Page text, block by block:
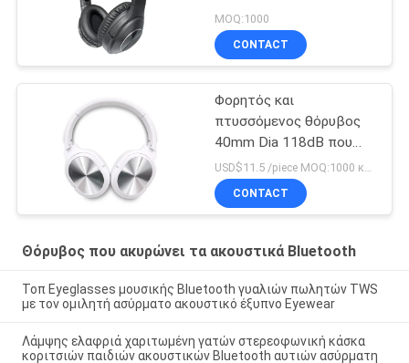
MOQ:1000
CONTACT
Φορητός και
πτυσσόμενος θόρυβος
40mm Dia 118dB που
ακυρώνει τα ακουστικά
Bluetooth
CONTACT
Θόρυβος που ακυρώνει τα ακουστικά Bluetooth
Τοπ Eyeglasses μουσικής Bluetooth γυαλιών πωλητών TWS
με τον ομιλητή ασύρματο ακουστικό έξυπνο Eyewear
Λάμψης ελαφριά χαριτωμένη γατών στερεοφωνική κάσκα
κοριτσιών παιδιών ακουστικών Bluetooth αυτιών ασύρματη